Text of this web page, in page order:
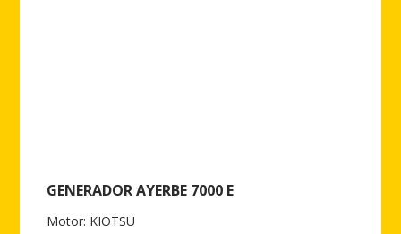
GENERADOR AYERBE 7000 E
Motor: KIOTSU